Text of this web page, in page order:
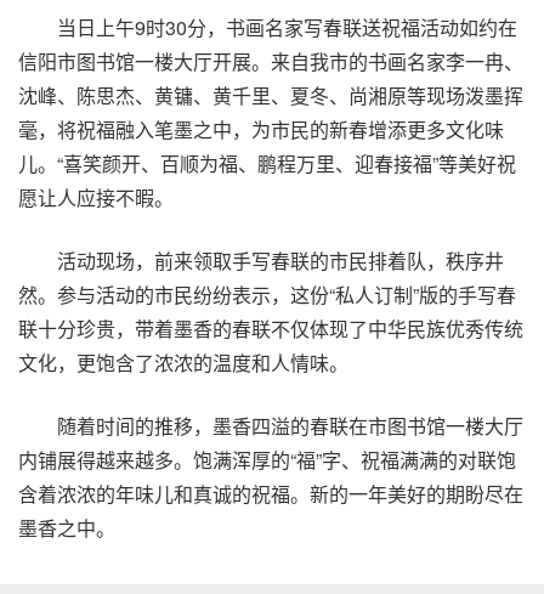
当日上午9时30分，书画名家写春联送祝福活动如约在
信阳市图书馆一楼大厅开展。来自我市的书画名家李一冉、
沈峰、陈思杰、黄镛、黄千里、夏冬、尚湘原等现场泼墨挥
毫，将祝福融入笔墨之中，为市民的新春增添更多文化味
儿。“喜笑颜开、百顺为福、鹏程万里、迎春接福”等美好祝
愿让人应接不暇。
活动现场，前来领取手写春联的市民排着队，秩序井
然。参与活动的市民纷纷表示，这份“私人订制”版的手写春
联十分珍贵，带着墨香的春联不仅体现了中华民族优秀传统
文化，更饱含了浓浓的温度和人情味。
随着时间的推移，墨香四溢的春联在市图书馆一楼大厅
内铺展得越来越多。饱满浑厚的“福”字、祝福满满的对联饱
含着浓浓的年味儿和真诚的祝福。新的一年美好的期盼尽在
墨香之中。